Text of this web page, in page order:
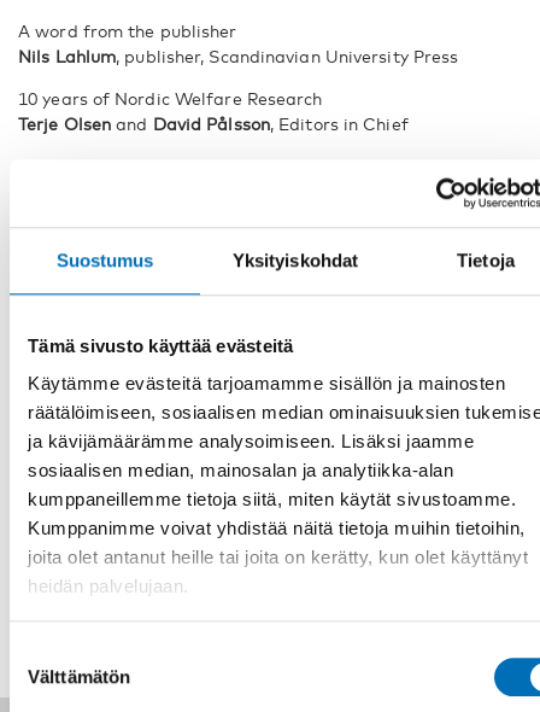
Suostumus Yksityiskohdat Tietoja
Tämä sivusto käyttää evästeitä
Käytämme evästeitä tarjoamamme sisällön ja mainosten
räätälöimiseen, sosiaalisen median ominaisuuksien
ja kävijämäärämme analysoimiseen. Lisäksi jaamme
sosiaalisen median, mainosalan ja analytiikka-alan
kumppaneillemme tietoja siitä, miten käytät sivustoamme.
Kumppanimme voivat yhdistää näitä tietoja muihin tietoihin,
joita olet antanut heille tai joita on kerätty, kun olet käyttänyt
heidän palvelujaan.
valinta
Välttämätön
A word from the publisher
Nils Lahlum, publisher, Scandinavian University Press
10 years of Nordic Welfare Research
Terje Olsenand David Pålsson, Editors in Chief
From resarch to practice
Discussion: The Nordic welfare model - The bumblebee that
still flies
Helena Blomberg-Kroll
, University of Helsinki and Matilda
, Uppsala University
Ilmoittautuminen ja tapahtuman tiedot
JAA